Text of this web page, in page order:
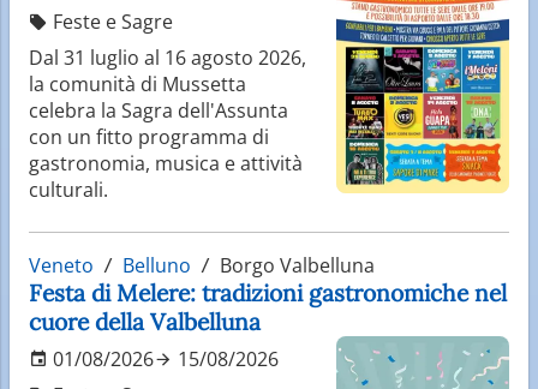
Feste e Sagre
Dal 31 luglio al 16 agosto 2026,
la comunità di Mussetta
celebra la Sagra dell'Assunta
con un fitto programma di
gastronomia, musica e attività
culturali.
Veneto Belluno Borgo Valbelluna
Festa di Melere: tradizioni gastronomiche nel
cuore della Valbelluna
01/08/2026
15/08/2026